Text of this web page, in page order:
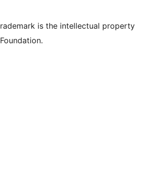
is the intellectual property